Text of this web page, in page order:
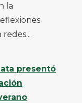
la
presentó